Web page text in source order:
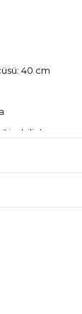
40 cm
süresi
yansıma süresi,